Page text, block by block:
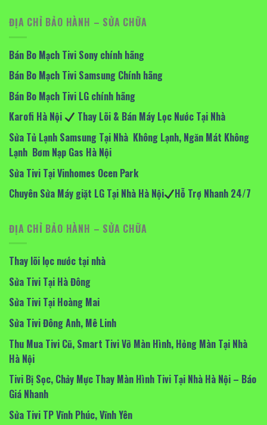
ĐỊA CHỈ BẢO HÀNH – SỬA CHỮA
Bán Bo Mạch Tivi Sony chính hãng
Bán Bo Mạch Tivi Samsung Chính hãng
Bán Bo Mạch Tivi LG chính hãng
Karofi Hà Nội
Thay Lõi & Bán Máy Lọc Nước Tại Nhà
Sửa Tủ Lạnh Samsung Tại Nhà Không Lạnh, Ngăn Mát Không
Lạnh Bơm Nạp Gas Hà Nội
Sửa Tivi Tại Vinhomes Ocen Park
Chuyên Sửa Máy giặt LG Tại Nhà Hà Nội
Hỗ Trợ Nhanh 24/7
ĐỊA CHỈ BẢO HÀNH – SỬA CHỮA
Thay lõi lọc nước tại nhà
Sửa Tivi Tại Hà Đông
Sửa Tivi Tại Hoàng Mai
Sửa Tivi Đông Anh, Mê Linh
Thu Mua Tivi Cũ, Smart Tivi Vỡ Màn Hình, Hỏng Màn Tại Nhà
Hà Nội
Tivi Bị Sọc, Chảy Mực Thay Màn Hình Tivi Tại Nhà Hà Nội – Báo
Giá Nhanh
Sửa Tivi TP Vĩnh Phúc, Vĩnh Yên